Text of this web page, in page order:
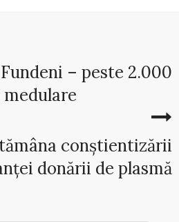
– peste 2.000
conștientizării
donării de plasmă